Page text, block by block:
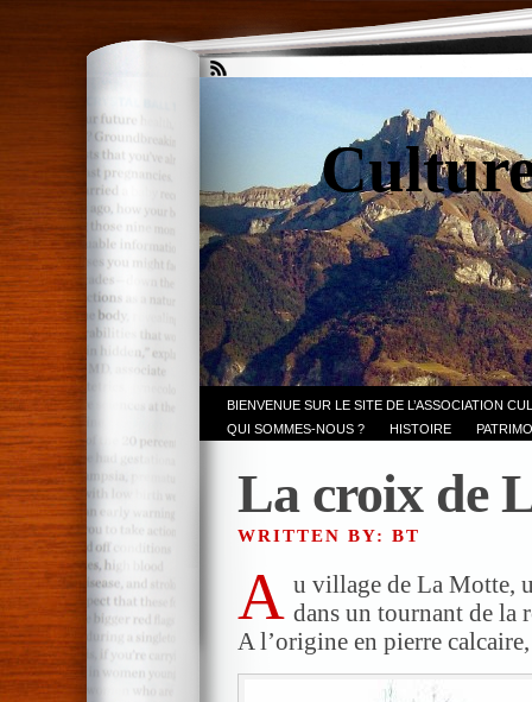
BIENVENUE SUR LE SITE DE L’ASSOCIATION
QUI SOMMES-NOUS ?
HISTOIRE
La croix de
WRITTEN BY: BT
A u village de La Motte,
dans un tournant de la
A l’origine en pierre